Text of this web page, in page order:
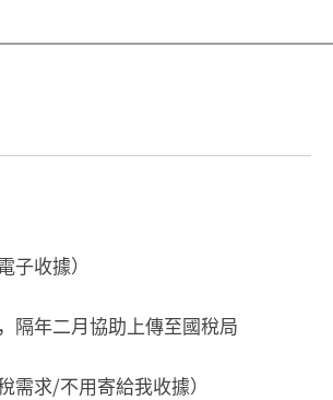
子收據）
隔年二月協助上傳至國稅局
需求/不用寄給我收據）